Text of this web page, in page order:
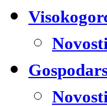
Novosti
Novosti